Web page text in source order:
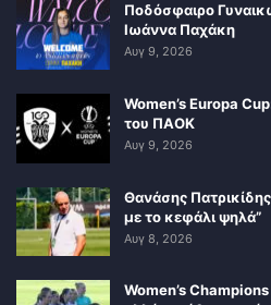
Ποδόσφαιρο
Ιωάννα Παχάκη
Αυγ 9, 2026
Women’s Europa
του ΠΑΟΚ
Αυγ 9, 2026
Θανάσης
με το κεφάλι ψηλά”
Αυγ 8, 2026
Women’s